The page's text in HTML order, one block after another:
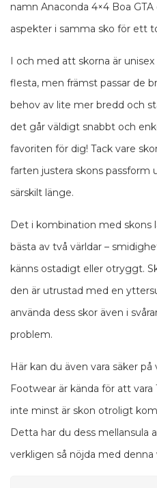
namn Anaconda 4×4 Boa
aspekter i samma sko för ett
I och med att skorna är
flesta, men främst passar de
behov av lite mer bredd och
det går väldigt snabbt och
favoriten för dig! Tack vare
farten justera skons passform
särskilt länge.
Det i kombination med
bästa av två världar –
känns ostadigt eller otryggt.
den är utrustad med en
använda dess skor även i
problem.
Här kan du även vara säker
Footwear är kända för att
inte minst är skon otroligt
Detta har du dess mellansula
verkligen så nöjda med denna